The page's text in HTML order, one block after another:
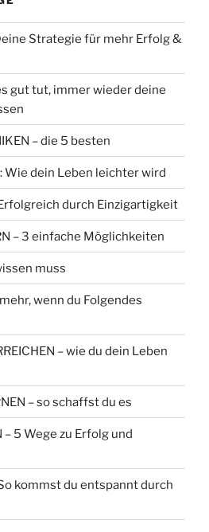
Strategie für mehr Erfolg &
gut tut, immer wieder deine
– die 5 besten
Wie dein Leben leichter wird
durch Einzigartigkeit
– 3 einfache Möglichkeiten
muss
wenn du Folgendes
– wie du dein Leben
– so schaffst du es
– 5 Wege zu Erfolg und
kommst du entspannt durch